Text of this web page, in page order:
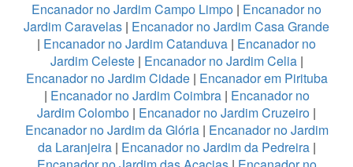
Encanador no Jardim Campo Limpo | Encanador no
Jardim Caravelas | Encanador no Jardim Casa Grande
| Encanador no Jardim Catanduva | Encanador no
Jardim Celeste| Encanador no Jardim Celia|
Encanador no Jardim Cidade| Encanador em Pirituba
| Encanador no Jardim Coimbra| Encanador no
Jardim Colombo | Encanador no Jardim Cruzeiro |
Encanador no Jardim da Glória| Encanador no Jardim
da Laranjeira| Encanador no Jardim da Pedreira|